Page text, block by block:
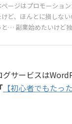
ージはプロモーショ
けど、ほんとに損しな
と… 副業始めたいけど
サービスは
「 【初心者でもた